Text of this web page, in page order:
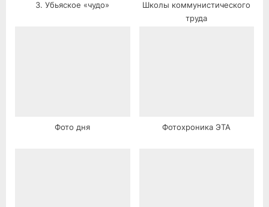
3. Убьяское «чудо»
Школы коммунистического
труда
Фото дня Фотохроника ЭТА